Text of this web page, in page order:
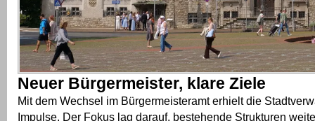
Neuer Bürgermeister, klare Ziele
Mit dem Wechsel im Bürgermeisteramt erhielt die
Impulse. Der Fokus lag darauf, bestehende Strukturen